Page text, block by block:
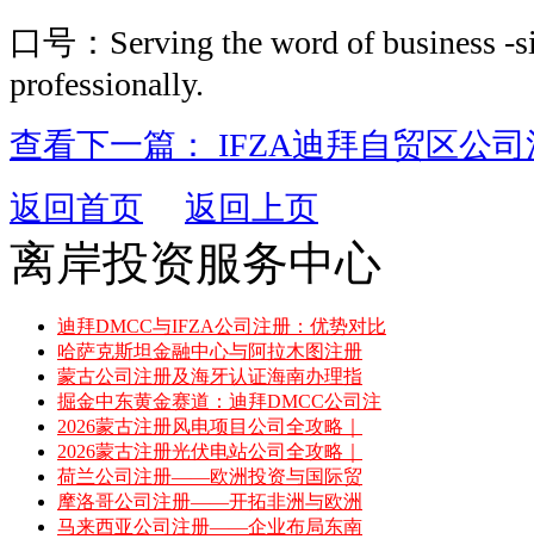
口号：Serving the word of business -
professionally.
查看下一篇： IFZA迪拜自贸区公司
返回首页
返回上页
离岸投资服务中心
迪拜DMCC与IFZA公司注册：优势对比
哈萨克斯坦金融中心与阿拉木图注册
蒙古公司注册及海牙认证海南办理指
掘金中东黄金赛道：迪拜DMCC公司注
2026蒙古注册风电项目公司全攻略｜
2026蒙古注册光伏电站公司全攻略｜
荷兰公司注册——欧洲投资与国际贸
摩洛哥公司注册——开拓非洲与欧洲
马来西亚公司注册——企业布局东南